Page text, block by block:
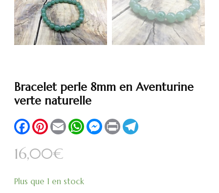
Bracelet perle 8mm en Aventurine
verte naturelle
FacebookPinterest
Email WhatsApp
Messenger
Print
16,00€
Plus que 1 en stock